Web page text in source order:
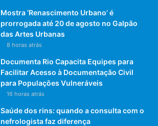
Mostra ‘Renascimento Urbano’ é
prorrogada até 20 de agosto no Galpão
das Artes Urbanas
8 horas atrás
Documenta Rio Capacita Equipes para
Facilitar Acesso à Documentação Civil
para Populações Vulneráveis
16 horas atrás
Saúde dos rins: quando a consulta com o
nefrologista faz diferença